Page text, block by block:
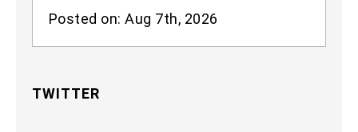
Posted on: Aug 7th, 2026
TWITTER